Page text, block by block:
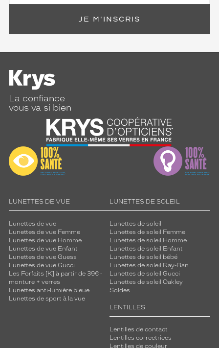
JE M'INSCRIS
La confiance
vous va si bien
LUNETTES DE VUE
Lunettes de vue
Lunettes de vue Femme
Lunettes de vue Homme
Lunettes de vue Enfant
Lunettes de vue Guess
Lunettes de vue Gucci
Les Forfaits [K] à partir de 39€ -
monture + verres
Lunettes anti-lumière bleue
Lunettes de sport à la vue
LUNETTES DE SOLEIL
Lunettes de soleil
Lunettes de soleil Femme
Lunettes de soleil Homme
Lunettes de soleil Enfant
Lunettes de soleil bébé
Lunettes de soleil Ray-Ban
Lunettes de soleil Gucci
Lunettes de soleil Oakley
Soldes
LENTILLES
Lentilles de contact
Lentilles correctrices
Lentilles de couleur